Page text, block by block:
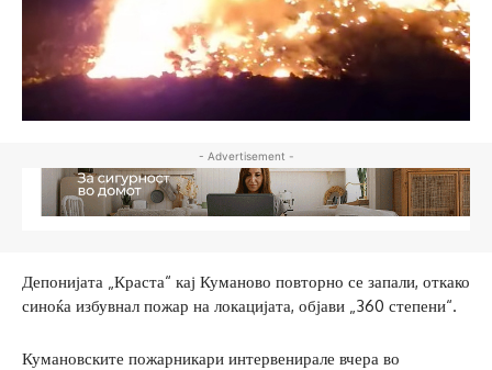
- Advertisement -
Депонијата „Краста“ кај Куманово повторно се запали, откако
синоќа избувнал пожар на локацијата, објави „360 степени“.
Кумановските пожарникари интервенирале вчера во